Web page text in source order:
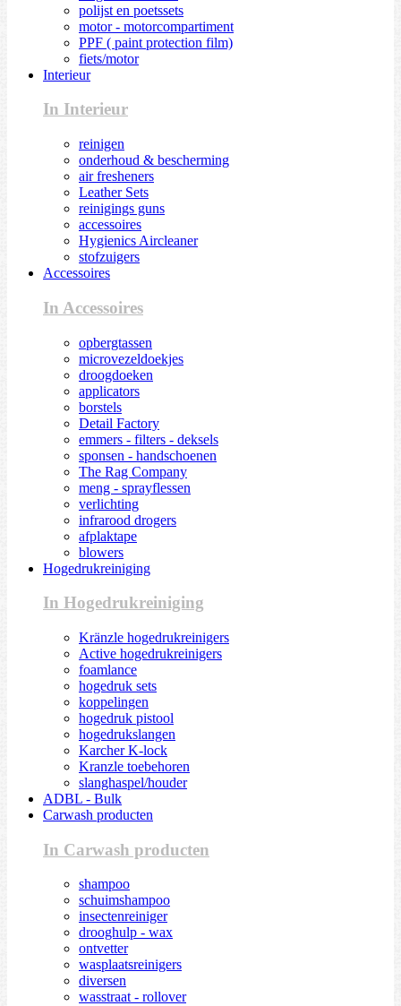
polijst en poetssets
motor - motorcompartiment
PPF ( paint protection film)
fiets/motor
Interieur
In Interieur
reinigen
onderhoud & bescherming
air fresheners
Leather Sets
reinigings guns
accessoires
Hygienics Aircleaner
stofzuigers
Accessoires
In Accessoires
opbergtassen
microvezeldoekjes
droogdoeken
applicators
borstels
Detail Factory
emmers - filters - deksels
sponsen - handschoenen
The Rag Company
meng - sprayflessen
verlichting
infrarood drogers
afplaktape
blowers
Hogedrukreiniging
In Hogedrukreiniging
Kränzle hogedrukreinigers
Active hogedrukreinigers
foamlance
hogedruk sets
koppelingen
hogedruk pistool
hogedrukslangen
Karcher K-lock
Kranzle toebehoren
slanghaspel/houder
ADBL - Bulk
Carwash producten
In Carwash producten
shampoo
schuimshampoo
insectenreiniger
drooghulp - wax
ontvetter
wasplaatsreinigers
diversen
wasstraat - rollover